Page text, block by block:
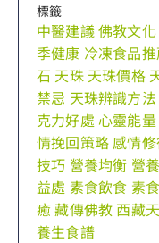
標籤
中醫建議佛教文化
季健康 冷凍食品
石 天珠 天珠價格
禁忌 天珠辨識方法
克力好處 心靈能量
情挽回策略感情
技巧 營養均衡 營
益處 素食飲食 素
癒藏傳佛教 西藏
養生食譜